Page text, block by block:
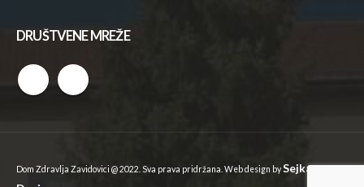
DRUŠTVENE MREŽE
Dom Zdravlja Zavidovici @ 2022. Sva prava pridržana. Web design bySejkan